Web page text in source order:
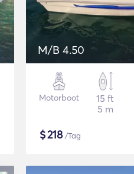
M/B 4.50
Motorboot
15 ft
5 m
$218/Tag